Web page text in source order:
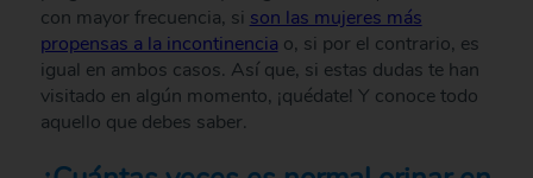
con mayor frecuencia, si son las mujeres más
propensas a la incontinencia o, si por el contrario, es
igual en ambos casos. Así que, si estas dudas te han
visitado en algún momento, ¡quédate! Y conoce todo
aquello que debes saber.